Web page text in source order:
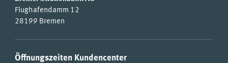
Flughafendamm 12
28199 Bremen
Öffnungszeiten Kundencenter